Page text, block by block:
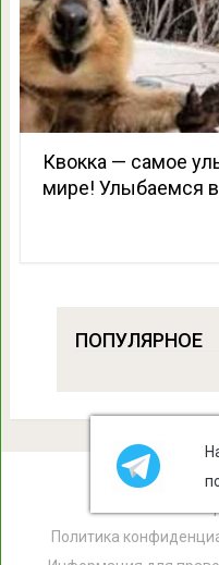
Квокка — самое
мире! Улыбаемся
ПОПУЛЯРНОЕ
Политика